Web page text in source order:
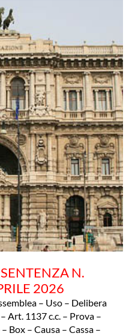
N.
2026
– Uso – Delibera
Art. 1137 c.c. – Prova –
Box – Causa – Cassa –